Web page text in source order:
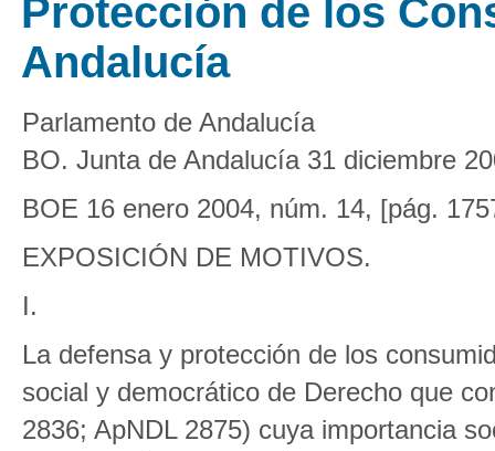
Protección de los
Andalucía
Parlamento de Andalucía
BO. Junta de Andalucía 31 diciembre
BOE 16 enero 2004, núm. 14, [pág.
EXPOSICIÓN DE MOTIVOS.
I.
La defensa y protección de los
social y democrático de Derecho que
2836; ApNDL 2875) cuya importancia